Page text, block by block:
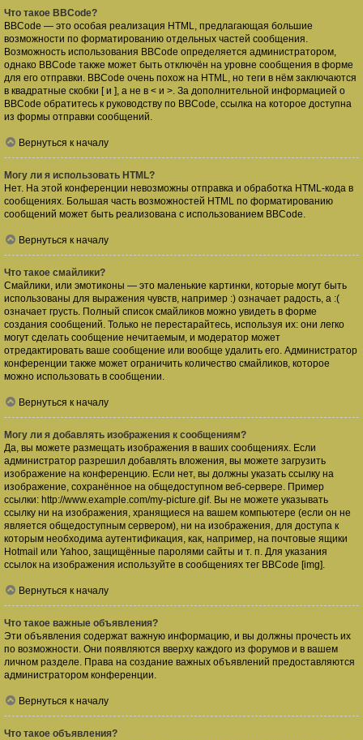
Что такое BBCode?
BBCode — это особая реализация HTML, предлагающая большие
возможности по форматированию отдельных частей сообщения.
Возможность использования BBCode определяется администратором,
однако BBCode также может быть отключён на уровне сообщения в форме
для его отправки. BBCode очень похож на HTML, но теги в нём заключаются
в квадратные скобки [ и ], а не в < и >. За дополнительной информацией о
BBCode обратитесь к руководству по BBCode, ссылка на которое доступна
из формы отправки сообщений.
Вернуться к началу
Могу ли я использовать HTML?
Нет. На этой конференции невозможны отправка и обработка HTML-кода в
сообщениях. Большая часть возможностей HTML по форматированию
сообщений может быть реализована с использованием BBCode.
Вернуться к началу
Что такое смайлики?
Смайлики, или эмотиконы — это маленькие картинки, которые могут быть
использованы для выражения чувств, например :) означает радость, а :(
означает грусть. Полный список смайликов можно увидеть в форме
создания сообщений. Только не перестарайтесь, используя их: они легко
могут сделать сообщение нечитаемым, и модератор может
отредактировать ваше сообщение или вообще удалить его. Администратор
конференции также может ограничить количество смайликов, которое
можно использовать в сообщении.
Вернуться к началу
Могу ли я добавлять изображения к сообщениям?
Да, вы можете размещать изображения в ваших сообщениях. Если
администратор разрешил добавлять вложения, вы можете загрузить
изображение на конференцию. Если нет, вы должны указать ссылку на
изображение, сохранённое на общедоступном веб-сервере. Пример
ссылки: http://www.example.com/my-picture.gif. Вы не можете указывать
ссылку ни на изображения, хранящиеся на вашем компьютере (если он не
является общедоступным сервером), ни на изображения, для доступа к
которым необходима аутентификация, как, например, на почтовые ящики
Hotmail или Yahoo, защищённые паролями сайты и т. п. Для указания
ссылок на изображения используйте в сообщениях тег BBCode [img].
Вернуться к началу
Что такое важные объявления?
Эти объявления содержат важную информацию, и вы должны прочесть их
по возможности. Они появляются вверху каждого из форумов и в вашем
личном разделе. Права на создание важных объявлений предоставляются
администратором конференции.
Вернуться к началу
Что такое объявления?